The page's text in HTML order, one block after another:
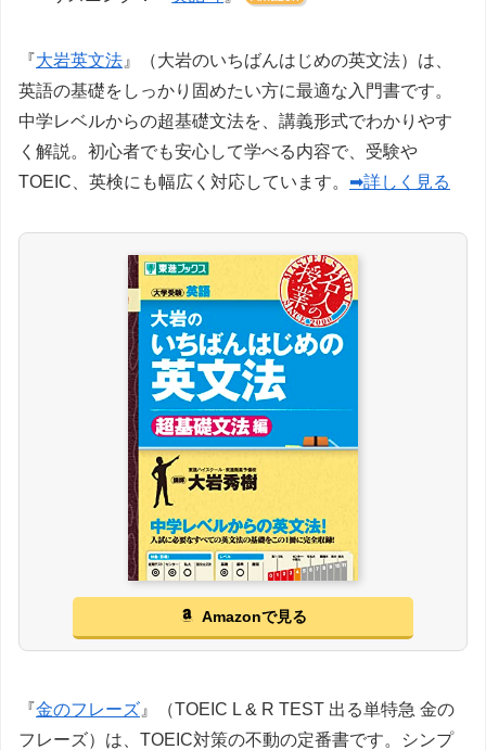
『大岩英文法 』（大岩のいちばんはじめの英文法）は、
英語の基礎をしっかり固めたい方に最適な入門書です。
中学レベルからの超基礎文法を、講義形式でわかりやす
く解説。初心者でも安心して学べる内容で、受験や
TOEIC、英検にも幅広く対応しています。 ➡詳しく見る
Amazonで見る
『金のフレーズ 』（TOEIC L & R TEST 出る単特急 金の
フレーズ）は、TOEIC対策の不動の定番書です。シンプ